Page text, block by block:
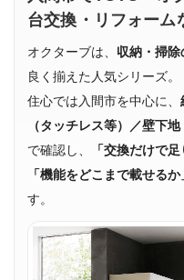
台交換・リフォーム
オクターブは、 収納・掃
良く揃えた人気シリーズ。
住心では入間市を中心に、
（タッチレス等）／壁下
で確認し、
「交換だけで
「機能をどこまで載せるか
す。